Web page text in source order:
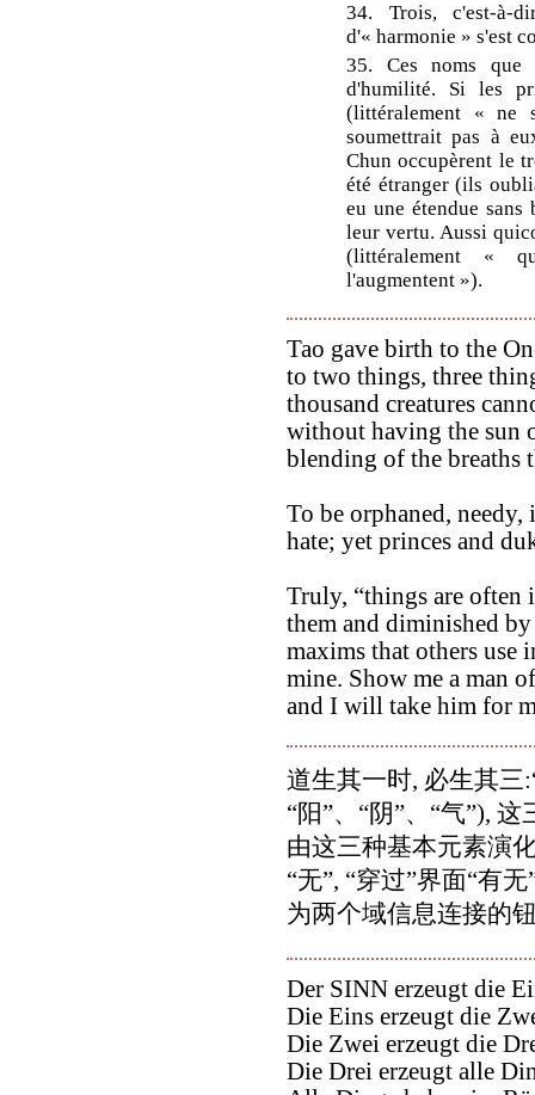
34. Trois, c'est-à-
d'« harmonie » s'est
35. Ces noms que
d'humilité. Si les
(littéralement « ne
soumettrait pas à
Chun occupèrent le
été étranger (ils
eu une étendue
leur vertu. Aussi
(littéralement «
l'augmentent »).
Tao gave birth to the
to two things, three
thousand creatures
without having the sun
blending of the breaths
To be orphaned,
hate; yet princes and
Truly, “things are often
them and diminished
maxims that others
mine. Show me a man
and I will take him for
道生其一时, 必生其三
“阳”、“阴”、“气”),
由这三种基本元素演
“无”, “穿过”界面“有
为两个域信息连接的
Der SINN erzeugt die
Die Eins erzeugt die
Die Zwei erzeugt die
Die Drei erzeugt alle